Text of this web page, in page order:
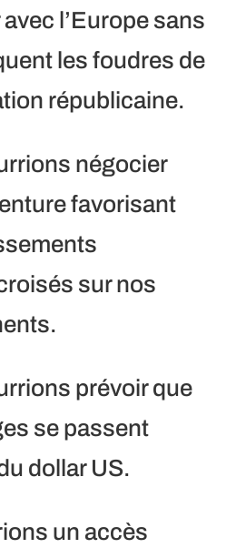
l’Europe sans
les foudres de
républicaine.
négocier
favorisant
sur nos
prévoir que
se passent
dollar US.
un accès